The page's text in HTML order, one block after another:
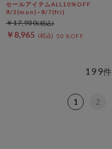
セールアイテムALL10%OFF
8/3(mon)~8/7(fri)
￥8,965 50％OFF
￥17,930
199件
1 2